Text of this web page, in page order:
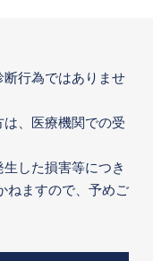
行為ではありませ
、医療機関での受
した損害等につき
ねますので、予めご